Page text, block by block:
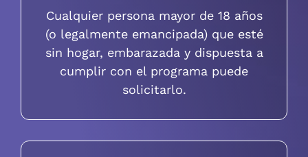
Cualquier persona mayor de 18 años
(o legalmente emancipada) que esté
sin hogar, embarazada y dispuesta a
cumplir con el programa puede
solicitarlo.